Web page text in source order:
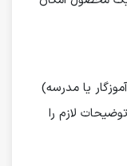
یا مدرسه)
لازم را